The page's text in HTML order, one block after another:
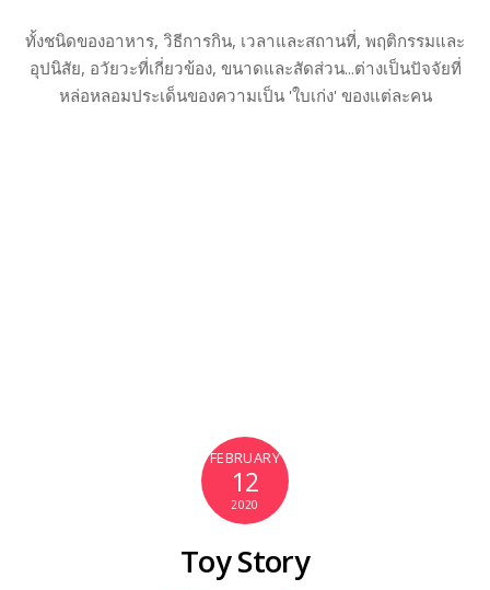
ทั้งชนิดของอาหาร, วิธีการกิน, เวลาและสถานที่, พฤติกรรมและ
อุปนิสัย, อวัยวะที่เกี่ยวข้อง, ขนาดและสัดส่วน...ต่างเป็นปัจจัยที่
หล่อหลอมประเด็นของความเป็น 'ใบเก่ง' ของแต่ละคน
FEBRUARY
12
2020
Toy Story